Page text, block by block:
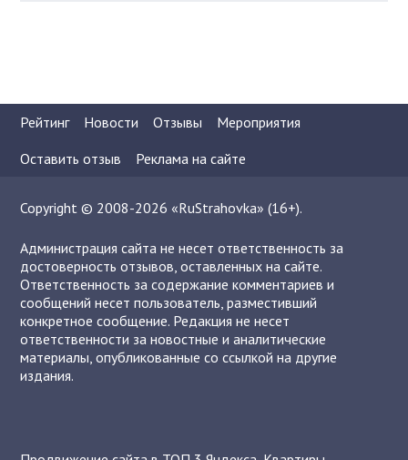
Рейтинг Новости Отзывы
Мероприятия
Оставить отзыв
Реклама на сайте
Copyright © 2008-2026 «RuStrahovka» (16+).
Администрация сайта не несет ответственность за
достоверность отзывов, оставленных на сайте.
Ответственность за содержание комментариев и
сообщений несет пользователь, разместивший
конкретное сообщение. Редакция не несет
ответственности за новостные и аналитические
материалы, опубликованные со ссылкой на другие
издания.